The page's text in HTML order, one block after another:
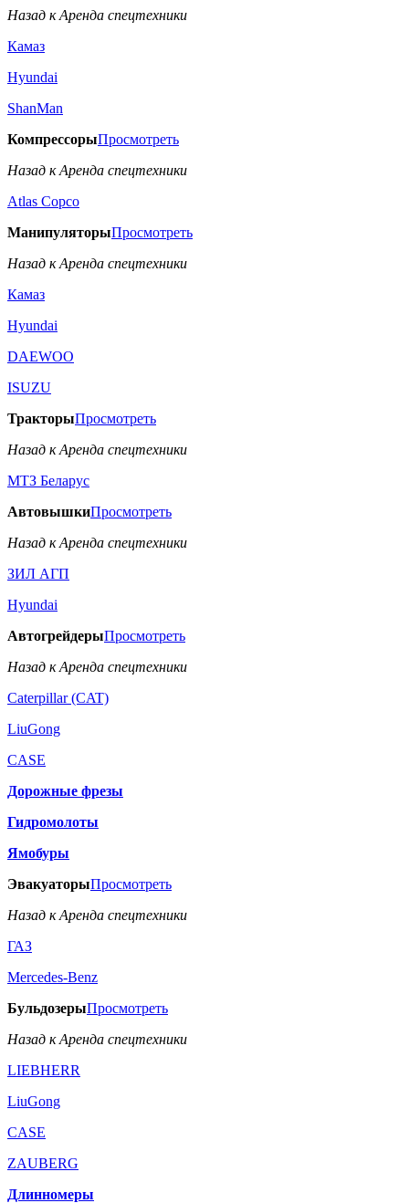
Назад к Аренда спецтехники
Камаз
Hyundai
ShanMan
КомпрессорыПросмотреть
Назад к Аренда спецтехники
Аtlas Copco
МанипуляторыПросмотреть
Назад к Аренда спецтехники
Камаз
Hyundai
DAEWOO
ISUZU
ТракторыПросмотреть
Назад к Аренда спецтехники
МТЗ Беларус
АвтовышкиПросмотреть
Назад к Аренда спецтехники
ЗИЛ АГП
Hyundai
АвтогрейдерыПросмотреть
Назад к Аренда спецтехники
Caterpillar (CAT)
LiuGong
CASE
Дорожные фрезы
Гидромолоты
Ямобуры
ЭвакуаторыПросмотреть
Назад к Аренда спецтехники
ГАЗ
Mercedes-Benz
БульдозерыПросмотреть
Назад к Аренда спецтехники
LIEBHERR
LiuGong
CASE
ZAUBERG
Длинномеры